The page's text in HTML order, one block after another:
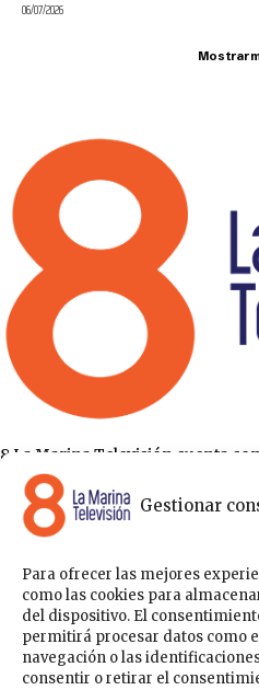
Gestionar
Para ofrecer las mejores
como las cookies para
del dispositivo. El
permitirá procesar datos como
navegación o las
consentir o retirar el
06/07/2026
Mostrar
8 La Marina Televisión cuenta
programas para satisfacer las
persona, entre los que se
político , de noticias, deportes,
Sobre nosotros
Acceder
Contáctanos Publicítate con
Política de Cookies